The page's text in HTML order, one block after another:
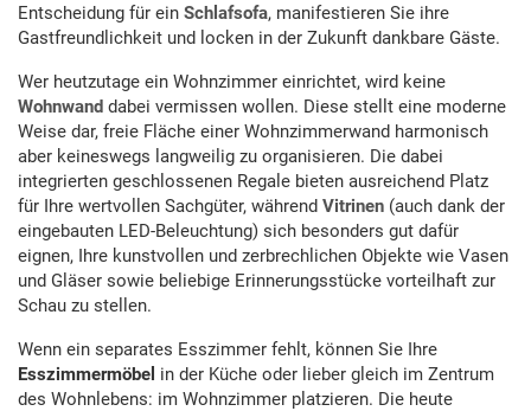
Entscheidung für ein Schlafsofa, manifestieren Sie ihre
Gastfreundlichkeit und locken in der Zukunft dankbare Gäste.
Wer heutzutage ein Wohnzimmer einrichtet, wird keine
Wohnwand dabei vermissen wollen. Diese stellt eine moderne
Weise dar, freie Fläche einer Wohnzimmerwand harmonisch
aber keineswegs langweilig zu organisieren. Die dabei
integrierten geschlossenen Regale bieten ausreichend Platz
für Ihre wertvollen Sachgüter, während Vitrinen (auch dank der
eingebauten LED-Beleuchtung) sich besonders gut dafür
eignen, Ihre kunstvollen und zerbrechlichen Objekte wie Vasen
und Gläser sowie beliebige Erinnerungsstücke vorteilhaft zur
Schau zu stellen.
Wenn ein separates Esszimmer fehlt, können Sie Ihre
Esszimmermöbel in der Küche oder lieber gleich im Zentrum
des Wohnlebens: im Wohnzimmer platzieren. Die heute